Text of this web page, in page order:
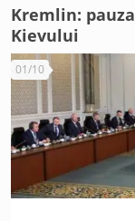
Kremlin:
Kievului
01/10